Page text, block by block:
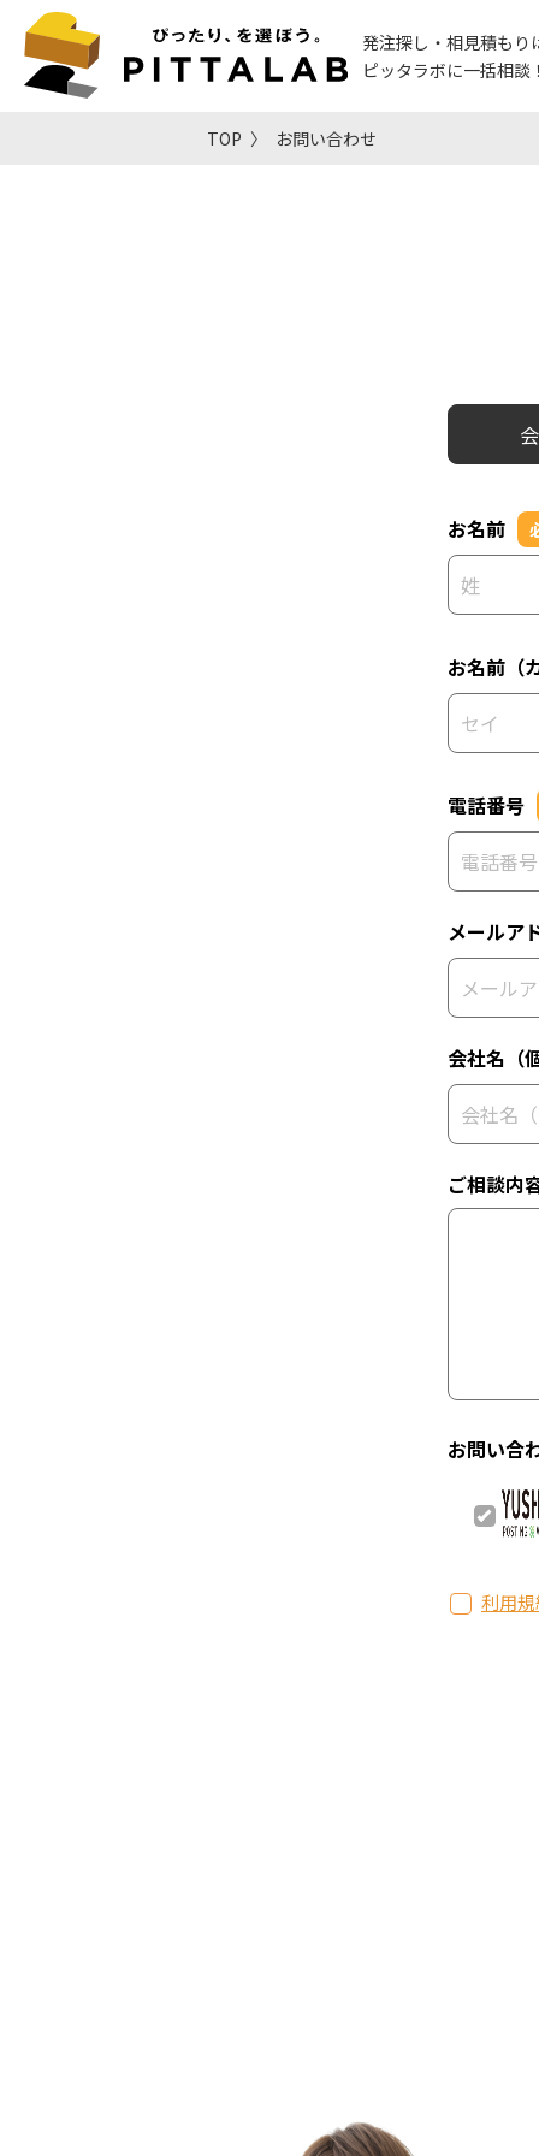
発注探し・相見積もり
ピッタラボに一括相談
TOP お問い合わせ
お名前
お名前（
電話番号
メールア
会社名（
ご相談内
お問い合
利用